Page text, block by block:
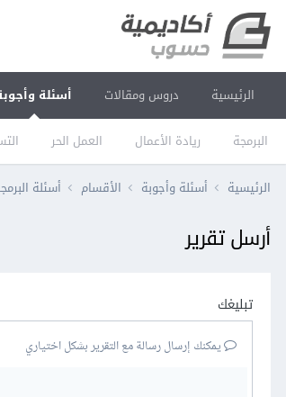
الرئيسية دروس ومقالات أسئلة
البرمجة ريادة الأعمال العمل الحر
الرئيسية أسئلة وأجوبة الأقسام أسئلة
أرسل تقرير
تبليغك
يمكنك إرسال رسالة مع التقرير بشكل اختياري